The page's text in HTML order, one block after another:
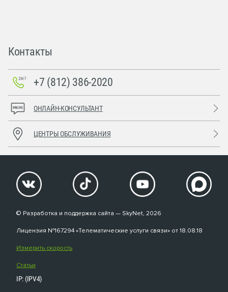
Контакты
+7 (812) 386-2020
ОНЛАЙН-КОНСУЛЬТАНТ
ЦЕНТРЫ ОБСЛУЖИВАНИЯ
© Разработка и поддержка сайта — SkyNet, 2026
Лицензия №167294 «Телематические услуги связи» от 18.08.18
Измерить скорость
Статьи
IP: (IPV4)